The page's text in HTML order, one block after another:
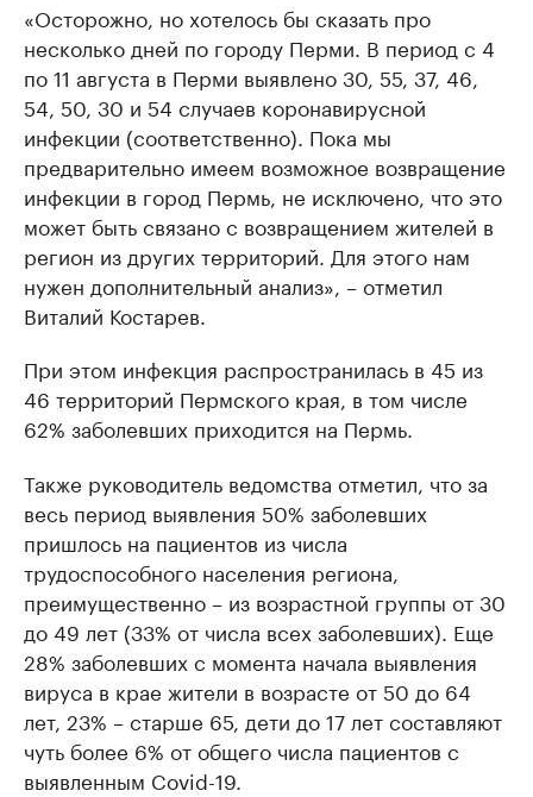
«Осторожно, но хотелось бы сказать про
несколько дней по городу Перми. В период с 4
по 11 августа в Перми выявлено 30, 55, 37, 46,
54, 50, 30 и 54 случаев коронавирусной
инфекции (соответственно). Пока мы
предварительно имеем возможное возвращение
инфекции в город Пермь, не исключено, что это
может быть связано с возвращением жителей в
регион из других территорий. Для этого нам
нужен дополнительный анализ», – отметил
Виталий Костарев.
При этом инфекция распространилась в 45 из
46 территорий Пермского края, в том числе
62% заболевших приходится на Пермь.
Также руководитель ведомства отметил, что за
весь период выявления 50% заболевших
пришлось на пациентов из числа
трудоспособного населения региона,
преимущественно – из возрастной группы от 30
до 49 лет (33% от числа всех заболевших). Еще
28% заболевших с момента начала выявления
вируса в крае жители в возрасте от 50 до 64
лет, 23% – старше 65, дети до 17 лет составляют
чуть более 6% от общего числа пациентов с
выявленным Covid-19.